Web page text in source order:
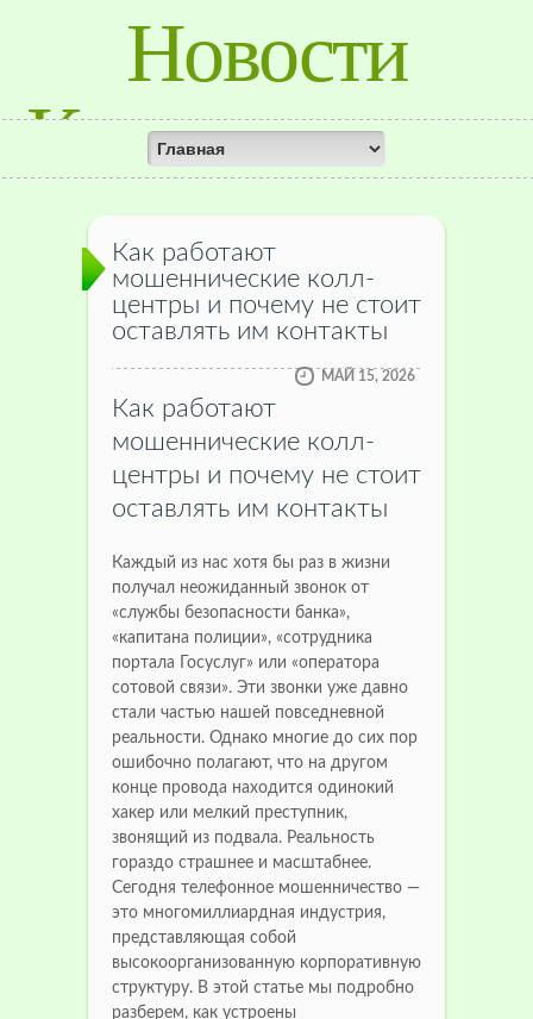
Новости
Красноярского
Края
Как работают
мошеннические колл-
центры и почему не стоит
оставлять им контакты
МАЙ 15, 2026
Как работают
мошеннические колл-
центры и почему не стоит
оставлять им контакты
Каждый из нас хотя бы раз в жизни
получал неожиданный звонок от
«службы безопасности банка»,
«капитана полиции», «сотрудника
портала Госуслуг» или «оператора
сотовой связи». Эти звонки уже давно
стали частью нашей повседневной
реальности. Однако многие до сих пор
ошибочно полагают, что на другом
конце провода находится одинокий
хакер или мелкий преступник,
звонящий из подвала. Реальность
гораздо страшнее и масштабнее.
Сегодня телефонное мошенничество —
это многомиллиардная индустрия,
представляющая собой
высокоорганизованную корпоративную
структуру. В этой статье мы подробно
разберем, как устроены